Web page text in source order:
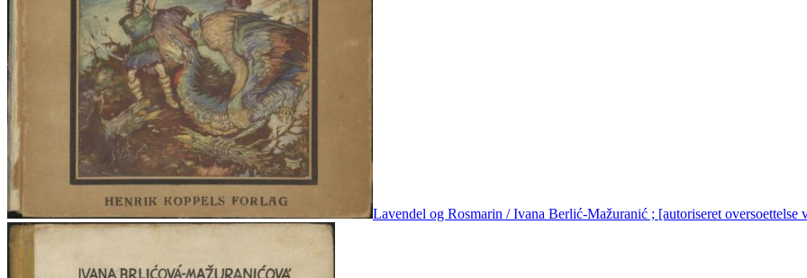
Lavendel og Rosmarin / Ivana Berlić-Mažuranić ; [autoriseret